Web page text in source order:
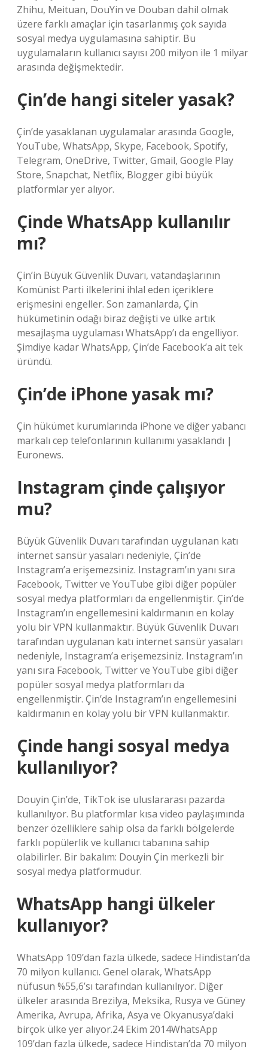
Zhihu, Meituan, DouYin ve Douban dahil olmak
üzere farklı amaçlar için tasarlanmış çok sayıda
sosyal medya uygulamasına sahiptir. Bu
uygulamaların kullanıcı sayısı 200 milyon ile 1 milyar
arasında değişmektedir.
Çin’de hangi siteler yasak?
Çin’de yasaklanan uygulamalar arasında Google,
YouTube, WhatsApp, Skype, Facebook, Spotify,
Telegram, OneDrive, Twitter, Gmail, Google Play
Store, Snapchat, Netflix, Blogger gibi büyük
platformlar yer alıyor.
Çinde WhatsApp kullanılır
mı?
Çin’in Büyük Güvenlik Duvarı, vatandaşlarının
Komünist Parti ilkelerini ihlal eden içeriklere
erişmesini engeller. Son zamanlarda, Çin
hükümetinin odağı biraz değişti ve ülke artık
mesajlaşma uygulaması WhatsApp’ı da engelliyor.
Şimdiye kadar WhatsApp, Çin’de Facebook’a ait tek
üründü.
Çin’de iPhone yasak mı?
Çin hükümet kurumlarında iPhone ve diğer yabancı
markalı cep telefonlarının kullanımı yasaklandı |
Euronews.
Instagram çinde çalışıyor
mu?
Büyük Güvenlik Duvarı tarafından uygulanan katı
internet sansür yasaları nedeniyle, Çin’de
Instagram’a erişemezsiniz. Instagram’ın yanı sıra
Facebook, Twitter ve YouTube gibi diğer popüler
sosyal medya platformları da engellenmiştir. Çin’de
Instagram’ın engellemesini kaldırmanın en kolay
yolu bir VPN kullanmaktır. Büyük Güvenlik Duvarı
tarafından uygulanan katı internet sansür yasaları
nedeniyle, Instagram’a erişemezsiniz. Instagram’ın
yanı sıra Facebook, Twitter ve YouTube gibi diğer
popüler sosyal medya platformları da
engellenmiştir. Çin’de Instagram’ın engellemesini
kaldırmanın en kolay yolu bir VPN kullanmaktır.
Çinde hangi sosyal medya
kullanılıyor?
Douyin Çin’de, TikTok ise uluslararası pazarda
kullanılıyor. Bu platformlar kısa video paylaşımında
benzer özelliklere sahip olsa da farklı bölgelerde
farklı popülerlik ve kullanıcı tabanına sahip
olabilirler. Bir bakalım: Douyin Çin merkezli bir
sosyal medya platformudur.
WhatsApp hangi ülkeler
kullanıyor?
WhatsApp 109’dan fazla ülkede, sadece Hindistan’da
70 milyon kullanıcı. Genel olarak, WhatsApp
nüfusun %55,6’sı tarafından kullanılıyor. Diğer
ülkeler arasında Brezilya, Meksika, Rusya ve Güney
Amerika, Avrupa, Afrika, Asya ve Okyanusya’daki
birçok ülke yer alıyor.24 Ekim 2014WhatsApp
109’dan fazla ülkede, sadece Hindistan’da 70 milyon